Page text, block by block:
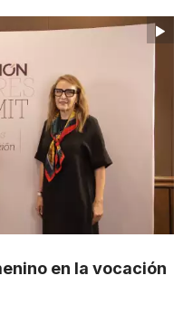
en la vocación